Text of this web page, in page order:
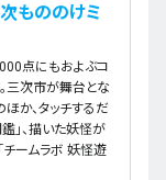
もののけミ
点にもおよぶコ
三次市が舞台とな
か、タッチするだ
」、描いた妖怪が
チームラボ 妖怪遊